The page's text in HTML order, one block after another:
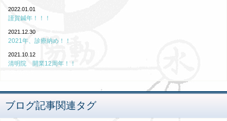
2022.01.01
謹賀鍼年！！！
2021.12.30
2021年、診療納め！！
2021.10.12
清明院 開業12周年！！
ブログ記事関連タグ